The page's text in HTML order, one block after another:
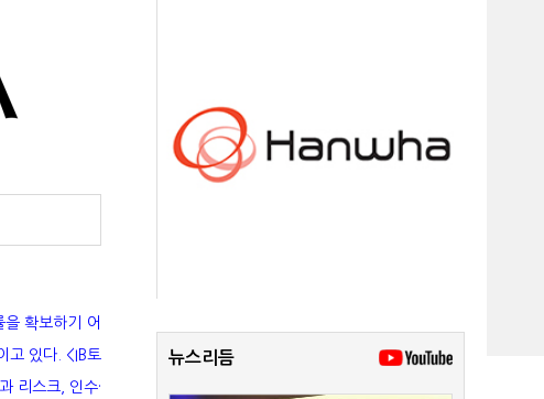
확보하기 어
고 있다. <IB토
리스크, 인수·
뉴스리듬